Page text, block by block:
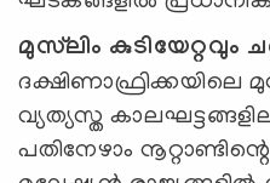
മുസ്‌ലിം കുടിയേറ്റവും
ദക്ഷിണാഫ്രിക്കയിലെ
വ്യത്യസ്ത
പതിനേഴാം